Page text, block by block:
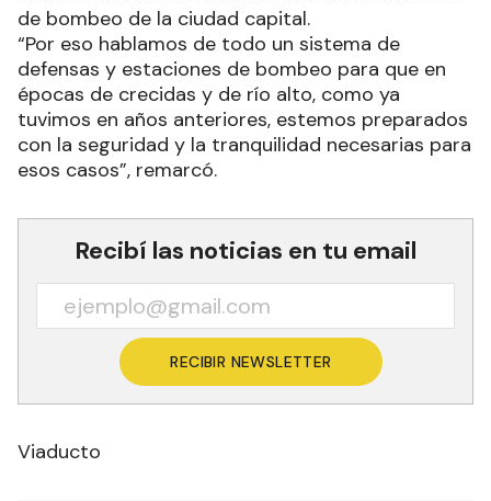
de bombeo de la ciudad capital.
“Por eso hablamos de todo un sistema de
defensas y estaciones de bombeo para que en
épocas de crecidas y de río alto, como ya
tuvimos en años anteriores, estemos preparados
con la seguridad y la tranquilidad necesarias para
esos casos”, remarcó.
Recibí las noticias en tu email
RECIBIR NEWSLETTER
Viaducto